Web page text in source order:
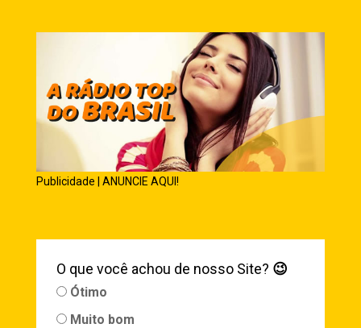
Publicidade | ANUNCIE AQUI!
O que você achou de nosso Site? 😉
Ótimo
Muito bom